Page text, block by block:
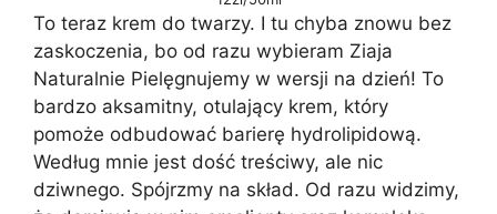
To teraz krem do twarzy. I tu chyba znowu bez
zaskoczenia, bo od razu wybieram Ziaja
Naturalnie Pielęgnujemy w wersji na dzień! To
bardzo aksamitny, otulający krem, który
pomoże odbudować barierę hydrolipidową.
Według mnie jest dość treściwy, ale nic
dziwnego. Spójrzmy na skład. Od razu widzimy,